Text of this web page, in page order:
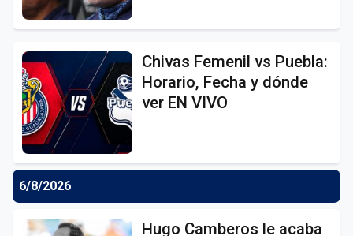
Chivas Femenil vs Puebla:
Horario, Fecha y dónde
ver EN VIVO
6/8/2026
Hugo Camberos le acaba